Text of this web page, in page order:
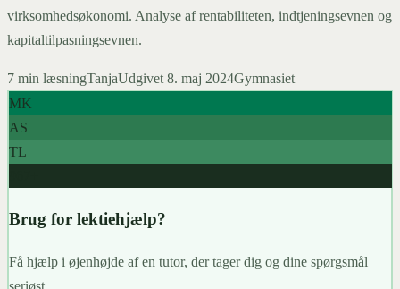
virksomhedsøkonomi. Analyse af rentabiliteten, indtjeningsevnen og
kapitaltilpasningsevnen.
7 min læsningTanjaUdgivet 8. maj 2024Gymnasiet
MK
AS
TL
Brug for lektiehjælp?
Få hjælp i øjenhøjde af en tutor, der tager dig og dine spørgsmål
seriøst.